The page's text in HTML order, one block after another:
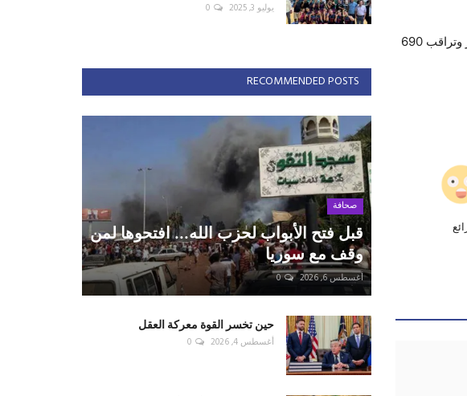
أميركا ترصد 3 حالات إصابة بإنفلونزا الطيور وتراقب 690
يوليو 3, 2025 0
RECOMMENDED POSTS
صحافة
قبل فتح الأبواب لحزب الله... افتحوها لمن
وقف مع سوريا
أغسطس 6, 2026 0
حين تخسر القوة معركة العقل
أغسطس 4, 2026 0